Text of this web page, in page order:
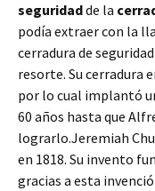
seguridadde la
podía extraer con la
cerradura de
resorte. Su cerradura
por lo cual implantó
60 años hasta que
lograrlo.Jeremiah
en 1818. Su invento
gracias a esta